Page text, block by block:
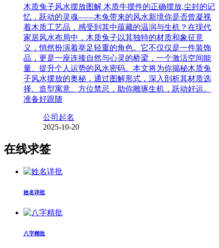
木质兔子风水摆放图解 木质牛摆件的正确摆放,尘封的记
忆，跃动的灵魂——木兔带来的风水新境你是否曾凝视
着木质工艺品，感受到其中蕴藏的温润与生机？在现代
家居风水布局中，木质兔子以其独特的材质和象征意
义，悄然扮演着举足轻重的角色。它不仅仅是一件装饰
品，更是一座连接自然与心灵的桥梁，一个激活空间能
量、提升个人运势的风水密码。本文将为你揭秘木质兔
子风水摆放的奥秘，通过图解形式，深入剖析其材质选
择、造型寓意、方位禁忌，助你雕琢生机，跃动好运。
准备好跟随
公司起名
2025-10-20
在线求签
姓名详批
八字精批